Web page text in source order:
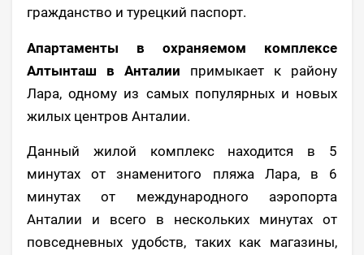
гражданство и турецкий паспорт.
Апартаменты в охраняемом комплексе
Алтынташ в Анталии примыкает к району
Лара, одному из самых популярных и новых
жилых центров Анталии.
Данный жилой комплекс находится в 5
минутах от знаменитого пляжа Лара, в 6
минутах от международного аэропорта
Анталии и всего в нескольких минутах от
повседневных удобств, таких как магазины,